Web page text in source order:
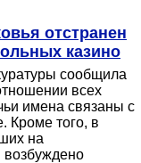
отстранен
казино
сообщила
всех
имена связаны с
Кроме того, в
на